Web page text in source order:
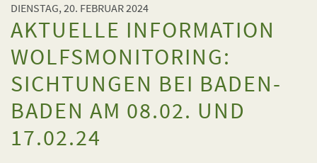
DIENSTAG, 20. FEBRUAR 2024
AKTUELLE INFORMATION
WOLFSMONITORING:
SICHTUNGEN BEI BADEN-
BADEN AM 08.02. UND
17.02.24